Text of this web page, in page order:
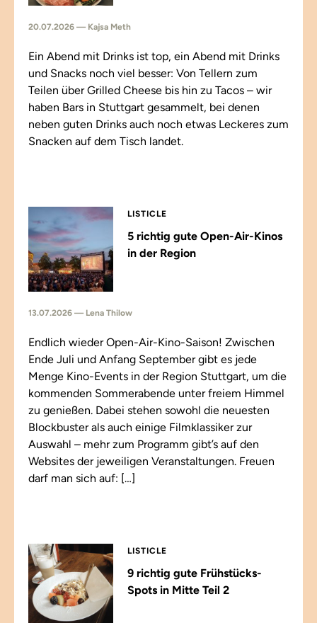
20.07.2026 — Kajsa Meth
Ein Abend mit Drinks ist top, ein Abend mit Drinks
und Snacks noch viel besser: Von Tellern zum
Teilen über Grilled Cheese bis hin zu Tacos – wir
haben Bars in Stuttgart gesammelt, bei denen
neben guten Drinks auch noch etwas Leckeres zum
Snacken auf dem Tisch landet.
LISTICLE
5 richtig gute Open-Air-Kinos
in der Region
13.07.2026 — Lena Thilow
Endlich wieder Open-Air-Kino-Saison! Zwischen
Ende Juli und Anfang September gibt es jede
Menge Kino-Events in der Region Stuttgart, um die
kommenden Sommerabende unter freiem Himmel
zu genießen. Dabei stehen sowohl die neuesten
Blockbuster als auch einige Filmklassiker zur
Auswahl – mehr zum Programm gibt’s auf den
Websites der jeweiligen Veranstaltungen. Freuen
darf man sich auf: […]
LISTICLE
9 richtig gute Frühstücks-
Spots in Mitte Teil 2